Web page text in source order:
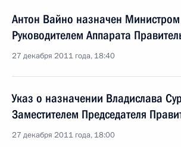
Антон Вайно назначен
Руководителем Аппарата
27 декабря 2011 года, 18:40
Указ о назначении Владислава
Заместителем Председателя
27 декабря 2011 года, 18:00